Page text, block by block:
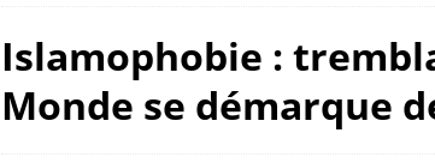
Islamophobie :
Monde se démarque